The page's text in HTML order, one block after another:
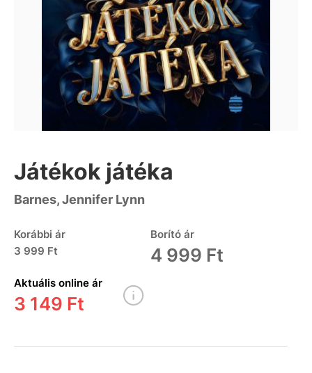
Játékok játéka
Barnes, Jennifer Lynn
Korábbi ár
3 999 Ft
Borító ár
4 999 Ft
Aktuális online ár
3 149 Ft